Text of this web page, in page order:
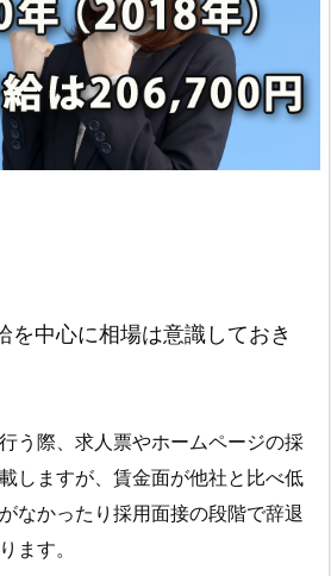
を中心に相場は意識しておき
う際、求人票やホームページの採
しますが、賃金面が他社と比べ低
なかったり採用面接の段階で辞退
ます。